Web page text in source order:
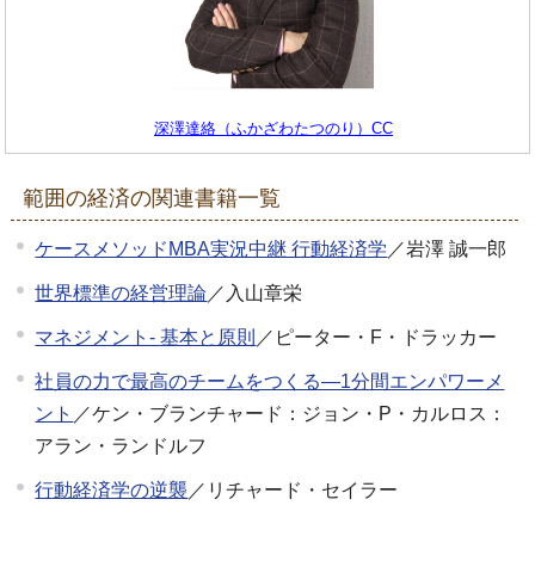
深澤達絡（ふかざわたつのり）CC
範囲の経済の関連書籍一覧
ケースメソッドMBA実況中継 行動経済学 ／岩澤 誠一郎
世界標準の経営理論／入山章栄
マネジメント- 基本と原則 ／ピーター・F・ドラッカー
社員の力で最高のチームをつくる―1分間エンパワーメ
ント ／ケン・ブランチャード：ジョン・P・カルロス：
アラン・ランドルフ
行動経済学の逆襲 ／リチャード・セイラー